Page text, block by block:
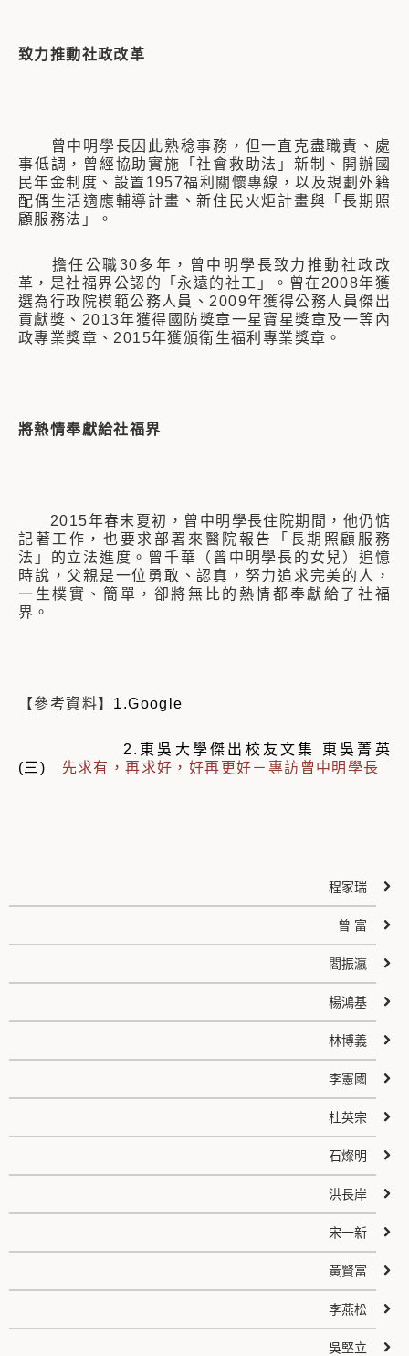
致力推動社政改革
曾中明學長因此熟稔事務，但一直克盡職責、處
事低調，曾經協助實施「社會救助法」新制、開辦國
民年金制度、設置1957福利關懷專線，以及規劃外籍
配偶生活適應輔導計畫、新住民火炬計畫與「長期照
顧服務法」。
擔任公職30多年，曾中明學長致力推動社政改
革，是社福界公認的「永遠的社工」。曾在2008年獲
選為行政院模範公務人員、2009年獲得公務人員傑出
貢獻獎、2013年獲得國防獎章一星寶星獎章及一等內
政專業獎章、2015年獲頒衛生福利專業獎章。
將熱情奉獻給社福界
2015年春末夏初，曾中明學長住院期間，他仍惦
記著工作，也要求部署來醫院報告「長期照顧服務
法」的立法進度。曾千華（曾中明學長的女兒）追憶
時說，父親是一位勇敢、認真，努力追求完美的人，
一生樸實、簡單，卻將無比的熱情都奉獻給了社福
界。
【參考資料】 1.Google
2.東吳大學傑出校友文集
東吳菁英
(三) 先求有，再求好，好再更好－專訪曾中明學長
程家瑞
曾 富
閻振瀛
楊鴻基
林博義
李憲國
杜英宗
石燦明
洪長岸
宋一新
黃賢富
李燕松
吳堅立